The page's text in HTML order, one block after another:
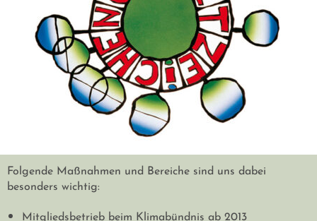
Folgende Maßnahmen und Bereiche sind uns dabei
besonders wichtig:
Mitgliedsbetrieb beim Klimabündnis ab 2013